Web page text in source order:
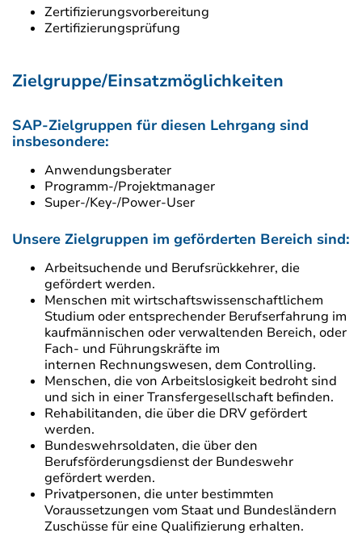
Zertifizierungsvorbereitung
Zertifizierungsprüfung
Zielgruppe/Einsatzmöglichkeiten
SAP-Zielgruppen für diesen Lehrgang sind
insbesondere:
Anwendungsberater
Programm-/Projektmanager
Super-/Key-/Power-User
Unsere Zielgruppen im geförderten Bereich sind:
Arbeitsuchende und Berufsrückkehrer, die
gefördert werden.
Menschen mit wirtschaftswissenschaftlichem
Studium oder entsprechender Berufserfahrung im
kaufmännischen oder verwaltenden Bereich, oder
Fach- und Führungskräfte im
internen Rechnungswesen, dem Controlling.
Menschen, die von Arbeitslosigkeit bedroht sind
und sich in einer Transfergesellschaft befinden.
Rehabilitanden, die über die DRV gefördert
werden.
Bundeswehrsoldaten, die über den
Berufsförderungsdienst der Bundeswehr
gefördert werden.
Privatpersonen, die unter bestimmten
Voraussetzungen vom Staat und Bundesländern
Zuschüsse für eine Qualifizierung erhalten.